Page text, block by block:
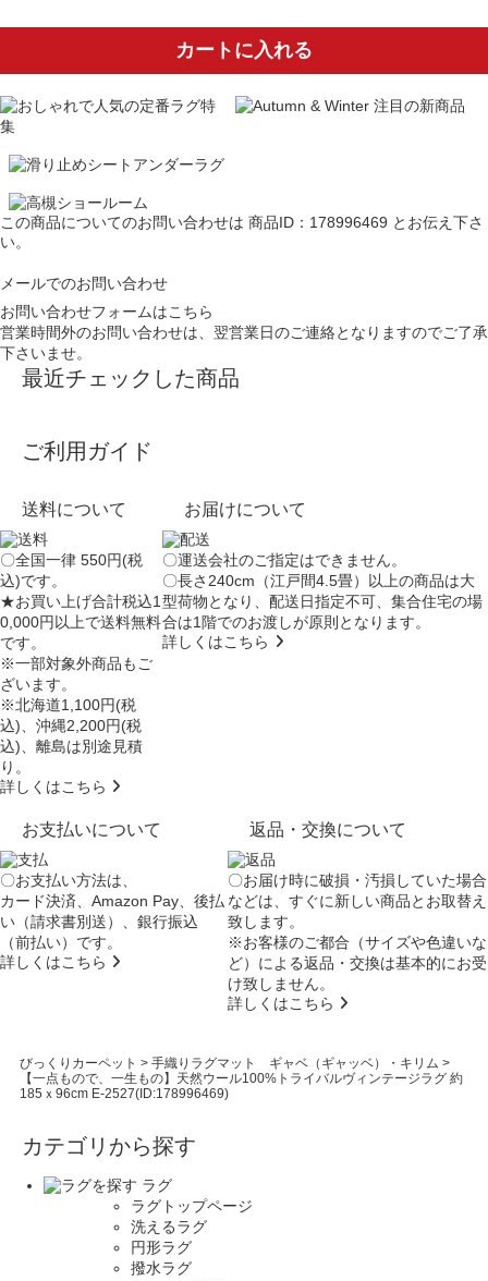
カートに入れる
この商品についてのお問い合わせは 商品ID：178996469 とお伝え下さ
い。
メールでのお問い合わせ
お問い合わせフォームはこちら
営業時間外のお問い合わせは、翌営業日のご連絡となりますのでご了承
下さいませ。
最近チェックした商品
ご利用ガイド
送料について
〇全国一律 550円(税
込)です。
★お買い上げ合計税込1
0,000円以上で送料無料
です。
※一部対象外商品もご
ざいます。
※北海道1,100円(税
込)、沖縄2,200円(税
込)、離島は別途見積
り。
詳しくはこちら
お届けについて
〇運送会社のご指定はできません。
〇長さ240cm（江戸間4.5畳）以上の商品は大
型荷物となり、配送日指定不可、集合住宅の場
合は1階でのお渡しが原則となります。
詳しくはこちら
お支払いについて
〇お支払い方法は、
カード決済、Amazon Pay、後払
い（請求書別送）、銀行振込
（前払い）です。
詳しくはこちら
返品・交換について
〇お届け時に破損・汚損していた場合
などは、すぐに新しい商品とお取替え
致します。
※お客様のご都合（サイズや色違いな
ど）による返品・交換は基本的にお受
け致しません。
詳しくはこちら
びっくりカーペット > 手織りラグマット ギャベ（ギャッベ）・キリム >
【一点もので、一生もの】天然ウール100%トライバルヴィンテージラグ 約
185ｘ96cm E-2527(ID:178996469)
カテゴリから探す
ラグ
ラグトップページ
洗えるラグ
円形ラグ
撥水ラグ